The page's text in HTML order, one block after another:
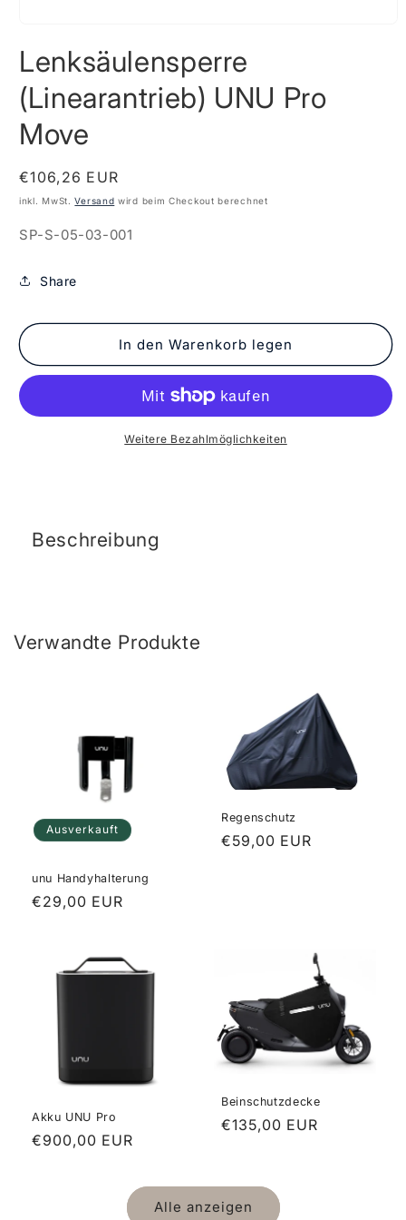
Modal
öffnen
Lenksäulensperre
(Linearantrieb) UNU Pro
Move
Normaler
Preis
€106,26 EUR
inkl. MwSt.Versand wird beim Checkout berechnet
SKU:
SP-S-05-03-001
Share
In den Warenkorb legen
Weitere Bezahlmöglichkeiten
Beschreibung
Verwandte Produkte
Ausverkauft
unu Handyhalterung
Normaler
€29,00 EUR
Regenschutz
Normaler
€59,00 EUR
Akku UNU Pro
Normaler
€900,00 EUR
Beinschutzdecke
Normaler
€135,00 EUR
Alle anzeigen